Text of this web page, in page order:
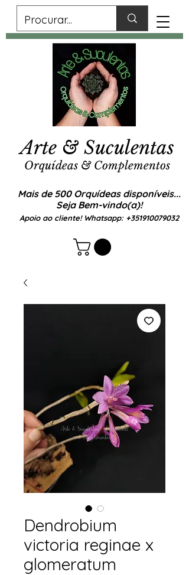
Mais de 500 Orquídeas disponíveis...
Seja Bem-vindo(a)!
Apoio ao cliente! Whatsapp: +351910079032
Arte & Suculentas
Orquídeas & Complementos
Dendrobium
victoria reginae x
glomeratum